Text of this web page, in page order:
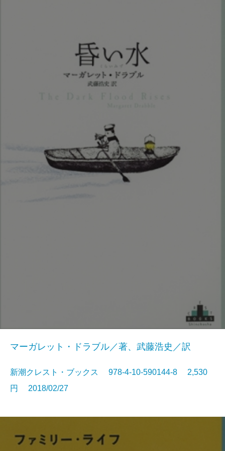
マーガレット・ドラブル／著、武藤浩史／訳
新潮クレスト・ブックス 978-4-10-590144-8 2,530
円 2018/02/27